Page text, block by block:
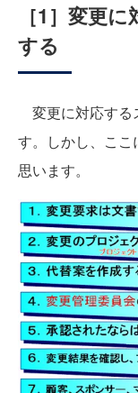
［1］変更
する
変更に対応する
す。しかし、ここ
思います。